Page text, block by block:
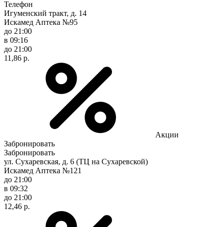
Телефон
Игуменский тракт, д. 14
Искамед Аптека №95
до 21:00
в 09:16
до 21:00
11,86 р.
Акции
Забронировать
Забронировать
ул. Сухаревская, д. 6 (ТЦ на Сухаревской)
Искамед Аптека №121
до 21:00
в 09:32
до 21:00
12,46 р.